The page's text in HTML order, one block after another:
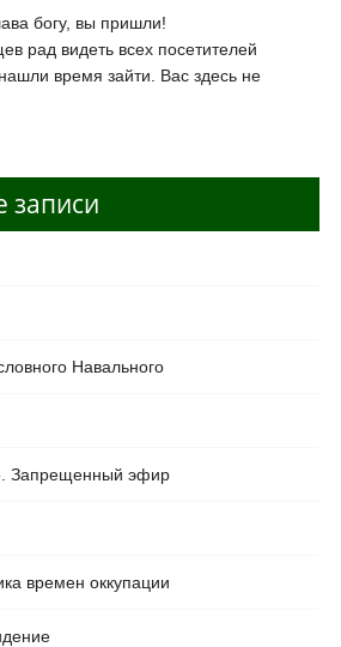
богу, вы пришли!
время зайти. Вас здесь не
записи
Навального
Запрещенный эфир
времен оккупации